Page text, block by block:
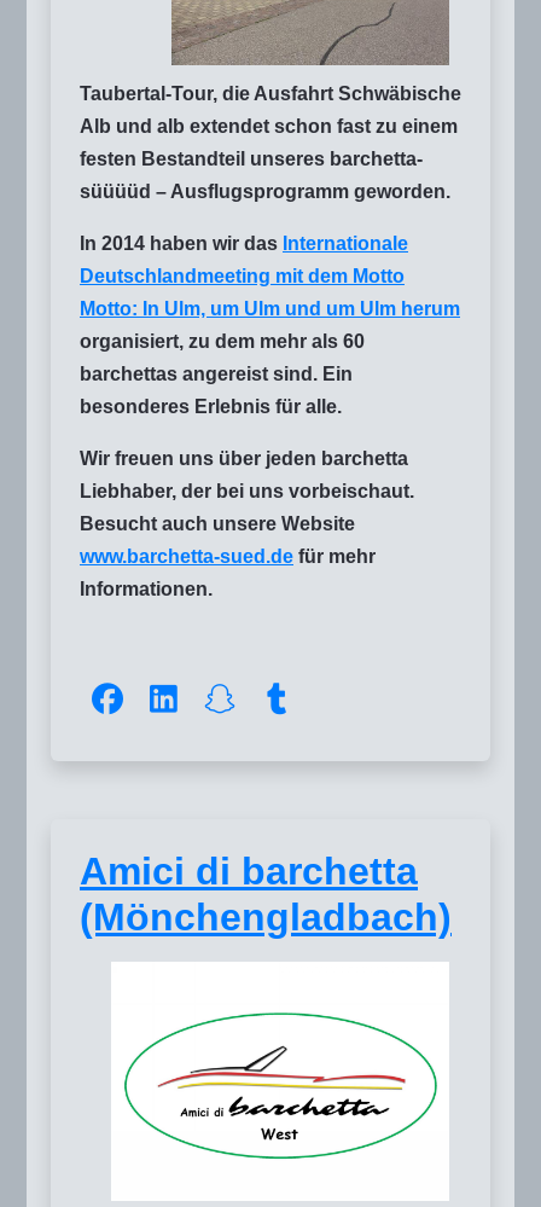
Taubertal-Tour, die Ausfahrt Schwäbische
Alb und alb extendet schon fast zu einem
festen Bestandteil unseres barchetta-
süüüüd – Ausflugsprogramm geworden.
In 2014 haben wir das Internationale
Deutschlandmeeting mit dem Motto
Motto: In Ulm, um Ulm und um Ulm herum
organisiert, zu dem mehr als 60
barchettas angereist sind. Ein
besonderes Erlebnis für alle.
Wir freuen uns über jeden barchetta
Liebhaber, der bei uns vorbeischaut.
Besucht auch unsere Website
www.barchetta-sued.de für mehr
Informationen.
Amici di barchetta
(Mönchengladbach)